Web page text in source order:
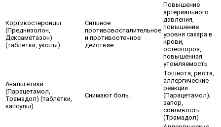
Кортикостероиды
(Преднизолон,
Дексаметазон)
(таблетки, уколы)
Сильное
противовоспалительное
и противоотечное
действие.
Повышение
артериального
давления,
повышение
уровня сахара в
крови,
остеопороз,
повышенная
утомляемость
Анальгетики
(Парацетамол,
Трамадол) (таблетки,
капсулы)
Снимают боль.
Тошнота, рвота,
аллергические
реакции
(Парацетамол);
запор,
сонливость
(Трамадол)